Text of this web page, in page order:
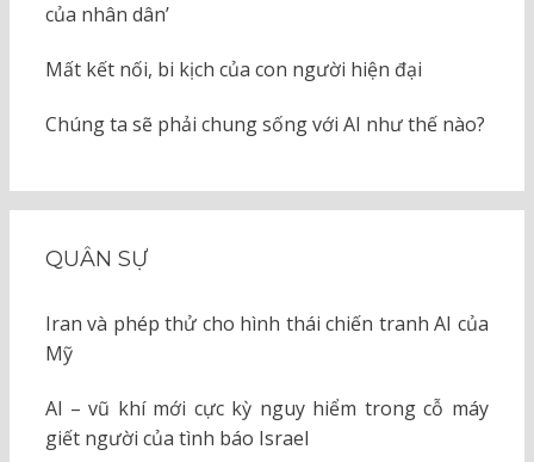
của nhân dân’
Mất kết nối, bi kịch của con người hiện đại
Chúng ta sẽ phải chung sống với AI như thế nào?
QUÂN SỰ
Iran và phép thử cho hình thái chiến tranh AI của
Mỹ
AI – vũ khí mới cực kỳ nguy hiểm trong cỗ máy
giết người của tình báo Israel